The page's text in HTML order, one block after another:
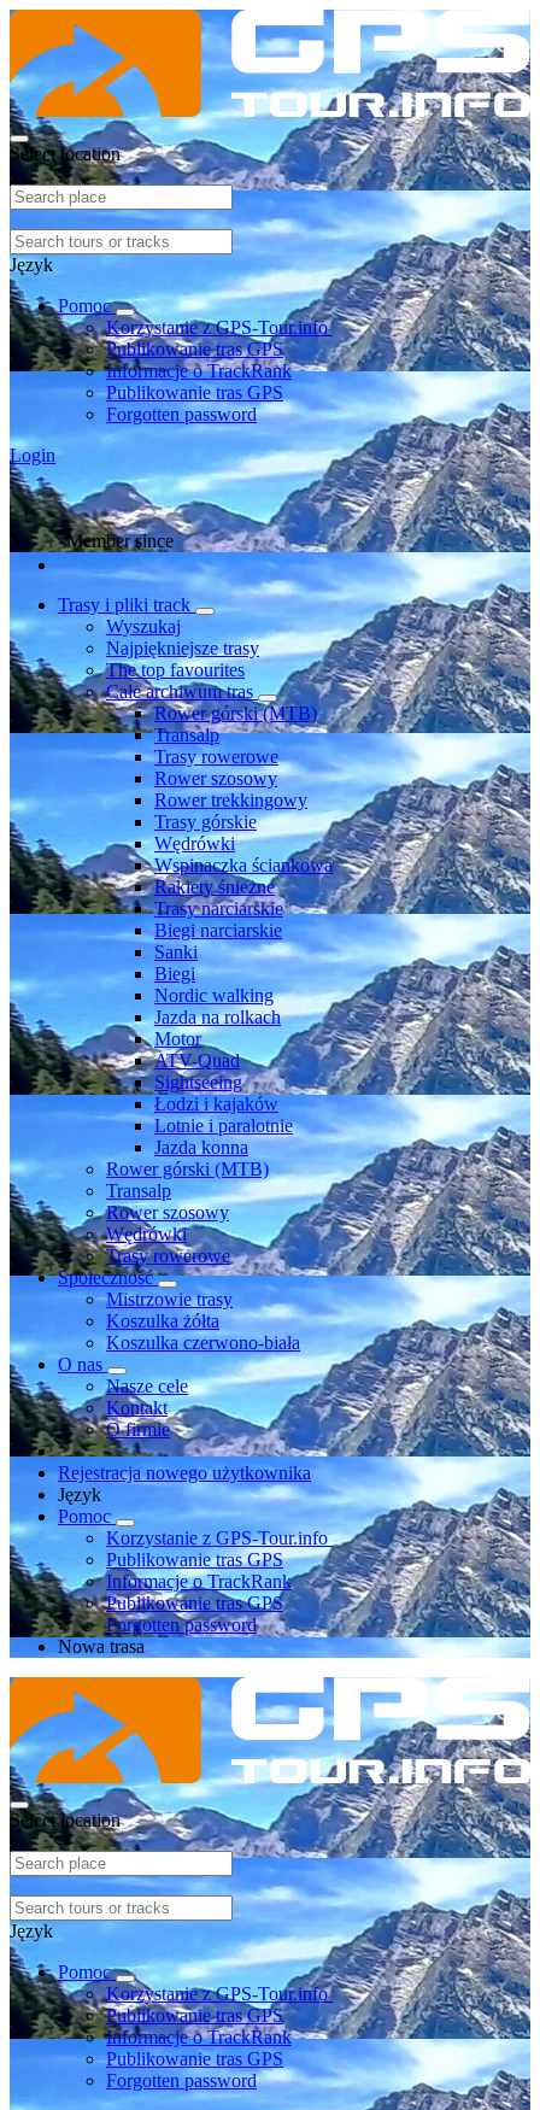
Select location
Język
Pomoc
Korzystanie z GPS-Tour.info
Publikowanie tras GPS
Informacje o TrackRank
Publikowanie tras GPS
Forgotten password
Login
Member since
Trasy i pliki track
Wyszukaj
Najpiękniejsze trasy
The top favourites
Całe archiwum tras
Rower górski (MTB)
Transalp
Trasy rowerowe
Rower szosowy
Rower trekkingowy
Trasy górskie
Wędrówki
Wspinaczka ściankowa
Rakiety śnieżne
Trasy narciarskie
Biegi narciarskie
Sanki
Biegi
Nordic walking
Jazda na rolkach
Motor
ATV-Quad
Sightseeing
Łodzi i kajaków
Lotnie i paralotnie
Jazda konna
Rower górski (MTB)
Transalp
Rower szosowy
Wędrówki
Trasy rowerowe
Społeczność
Mistrzowie trasy
Koszulka żółta
Koszulka czerwono-biała
O nas
Nasze cele
Kontakt
O firmie
Rejestracja nowego użytkownika
Język
Pomoc
Korzystanie z GPS-Tour.info
Publikowanie tras GPS
Informacje o TrackRank
Publikowanie tras GPS
Forgotten password
Nowa trasa
Select location
Język
Pomoc
Korzystanie z GPS-Tour.info
Publikowanie tras GPS
Informacje o TrackRank
Publikowanie tras GPS
Forgotten password